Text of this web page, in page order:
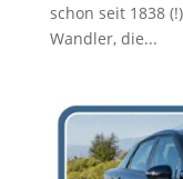
schon seit 1838
Wandler, die...